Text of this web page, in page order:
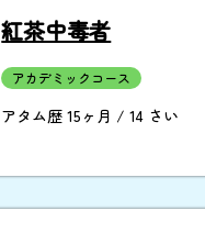
紅茶中毒者
アカデミックコース
アタム歴 15ヶ月 / 14 さい